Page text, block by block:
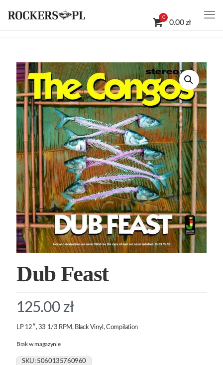
0
0.00 zł
Dub Feast
125.00 zł
LP 12″, 33 1/3 RPM, Black Vinyl, Compilation
Brak w magazynie
SKU: 5060135760960